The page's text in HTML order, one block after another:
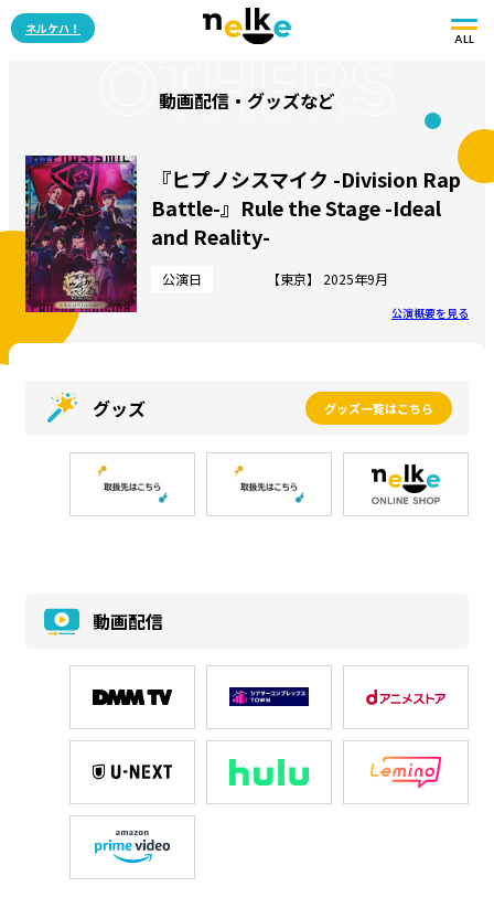
ネルケハ！
ALL
OTHERS
動画配信・グッズなど
『ヒプノシスマイク -Division Rap
Battle-』Rule the Stage -Ideal
and Reality-
公演日 【東京】 2025年9月
公演概要を見る
グッズ グッズ一覧はこちら
動画配信